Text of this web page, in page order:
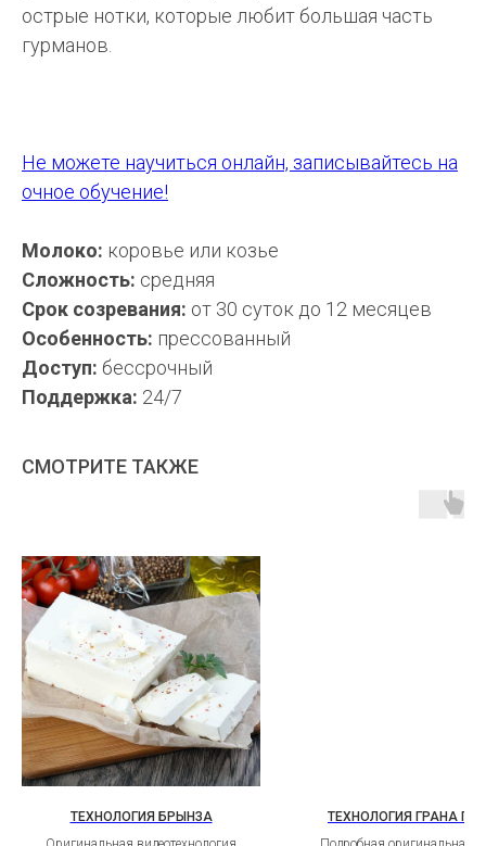
острые нотки, которые любит большая часть
гурманов.
Не можете научиться онлайн, записывайтесь на
очное обучение!
Молоко: коровье или козье
Сложность: средняя
Срок созревания: от 30 суток до 12 месяцев
Особенность: прессованный
Доступ: бессрочный
Поддержка: 24/7
СМОТРИТЕ ТАКЖЕ
ТЕХНОЛОГИЯ БРЫНЗА
ТЕХНОЛОГИЯ ГРАНА